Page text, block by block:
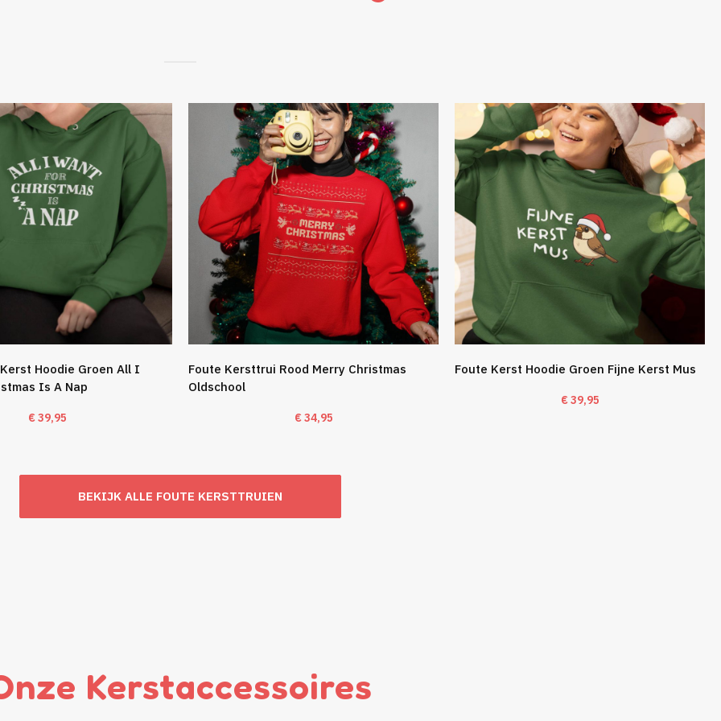
Hoodie Groen All I
Is A Nap
€39,95
Foute Kersttrui Rood Merry Christmas
Oldschool
€34,95
Foute Kerst Hoodie Groen Fijne Kerst Mus
€39,95
BEKIJK ALLE FOUTE KERSTTRUIEN
Kerstaccessoires